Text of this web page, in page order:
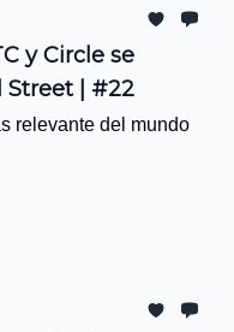
y Circle se
Street | #22
relevante del mundo